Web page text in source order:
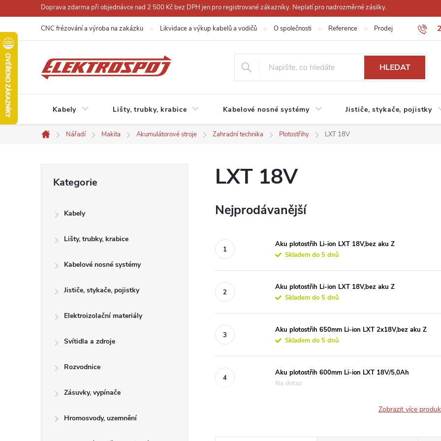
na
obsah
Doprava zdarma při objednávce nad 2 500 Kč bez DPH jen pro registrované zákazníky. Neplatí pro nadrozměrné zásilky.
CNC frézování a výroba na zakázku Likvidace a výkup kabelů a vodičů O společnosti Reference Prodejna
HLEDAT
Kabely Lišty, trubky, krabice Kabelové nosné systémy Jističe, stykače, pojistky
Domů
Nářadí Makita Akumulátorové stroje Zahradní technika Plotostřihy LXT 18V
kategorie
Kategorie
Kabely
Lišty, trubky, krabice
Kabelové nosné systémy
Jističe, stykače, pojistky
Elektroizolační materiály
Svítidla a zdroje
Rozvodnice
Zásuvky, vypínače
Hromosvody, uzemnění
LXT 18V
Nejprodávanější
Aku plotostřih Li-ion LXT 18V,bez aku Z
Skladem do 5 dnů
Aku plotostřih Li-ion LXT 18V,bez aku Z
Skladem do 5 dnů
Aku plotostřih 650mm Li-ion LXT 2x18V,bez aku Z
Skladem do 5 dnů
Aku plotostřih 600mm Li-ion LXT 18V/5,0Ah
Na dotaz
Zobrazit více